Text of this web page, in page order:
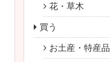
花・草木
買う
お土産・特産品